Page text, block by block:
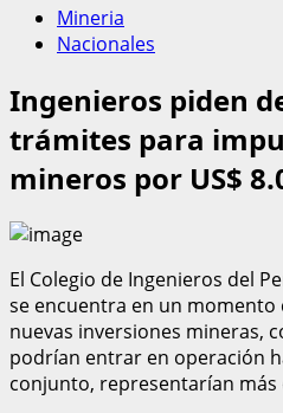
Mineria
Nacionales
Ingenieros piden
trámites para
mineros por US$
El Colegio de Ingenieros del
se encuentra en un momento
nuevas inversiones mineras,
podrían entrar en operación
conjunto, representarían más